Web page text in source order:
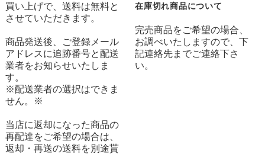
買い上げで、送料は無料と
させていただきます。
商品発送後、ご登録メール
アドレスに追跡番号と配送
業者をお知らせいたしま
す。
※配送業者の選択はできま
せん。※
当店に返却になった商品の
再配達をご希望の場合は、
返却・再送の送料を別途貰
在庫切れ商品について
完売商品をご希望の場合、
お調べいたしますので、下
記連絡先までご連絡下さ
い。